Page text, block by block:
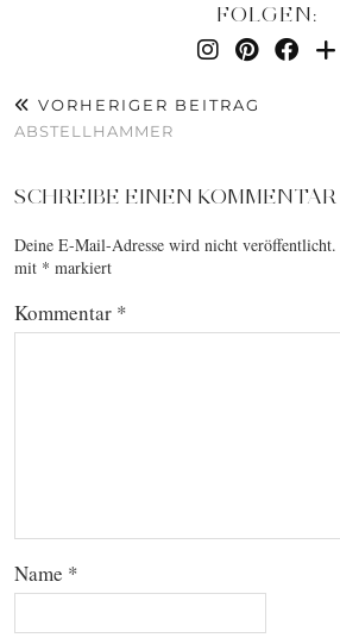
FOLGEN:
VORHERIGER BEITRAG
ABSTELLHAMMER
SCHREIBE EINEN KOMMENTAR
Deine E-Mail-Adresse wird nicht veröffentlicht.
mit * markiert
Kommentar *
Name *